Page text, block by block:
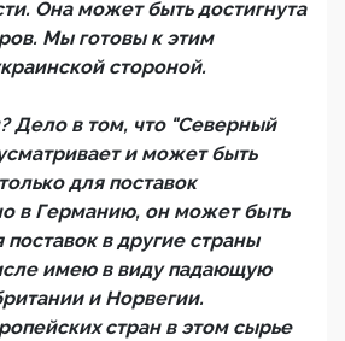
Она может быть достигнута
Мы готовы к этим
стороной.
Дело в том, что "Северный
и может быть
для поставок
в Германию, он может быть
поставок в другие страны
имею в виду падающую
и Норвегии.
стран в этом сырье